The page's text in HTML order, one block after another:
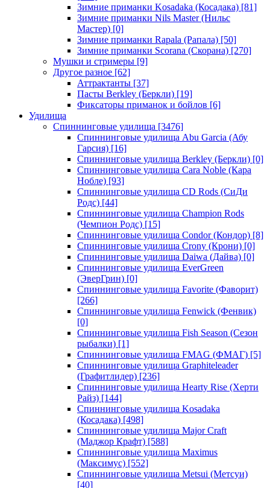
Зимние приманки Kosadaka (Косадака) [81]
Зимние приманки Nils Master (Нильс
Мастер) [0]
Зимние приманки Rapala (Рапала) [50]
Зимние приманки Scorana (Скорана) [270]
Мушки и стримеры [9]
Другое разное [62]
Аттрактанты [37]
Пасты Berkley (Беркли) [19]
Фиксаторы приманок и бойлов [6]
Удилища
Спиннинговые удилища [3476]
Спиннинговые удилища Abu Garcia (Абу
Гарсия) [16]
Спиннинговые удилища Berkley (Беркли) [0]
Спиннинговые удилища Cara Noble (Кара
Нобле) [93]
Спиннинговые удилища CD Rods (СиДи
Родс) [44]
Спиннинговые удилища Champion Rods
(Чемпион Родс) [15]
Спиннинговые удилища Condor (Кондор) [8]
Спиннинговые удилища Crony (Крони) [0]
Спиннинговые удилища Daiwa (Дайва) [0]
Спиннинговые удилища EverGreen
(ЭверГрин) [0]
Спиннинговые удилища Favorite (Фаворит)
[266]
Спиннинговые удилища Fenwick (Фенвик)
[0]
Спиннинговые удилища Fish Season (Сезон
рыбалки) [1]
Спиннинговые удилища FMAG (ФМАГ) [5]
Спиннинговые удилища Graphiteleader
(Графитлидер) [236]
Спиннинговые удилища Hearty Rise (Херти
Райз) [144]
Спиннинговые удилища Kosadaka
(Косадака) [498]
Спиннинговые удилища Major Craft
(Маджор Крафт) [588]
Спиннинговые удилища Maximus
(Максимус) [552]
Спиннинговые удилища Metsui (Метсуи)
[40]